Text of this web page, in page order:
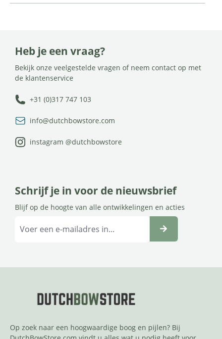
Heb je een vraag?
Bekijk onze veelgestelde vragen of neem contact op met
de klantenservice
+31 (0)317 747 103
info@dutchbowstore.com
instagram @dutchbowstore
Schrijf je in voor de nieuwsbrief
Blijf op de hoogte van alle ontwikkelingen en acties
Op zoek naar een hoogwaardige boog en pijlen? Bij